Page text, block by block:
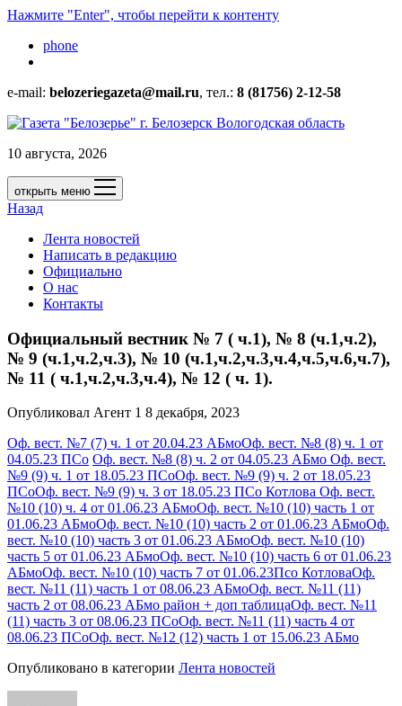
Нажмите "Enter", чтобы перейти к контенту
phone
e-mail: belozeriegazeta@mail.ru, тел.: 8 (81756) 2-12-58
10 августа, 2026
открыть меню
Назад
Лента новостей
Написать в редакцию
Официально
О нас
Контакты
Официальный вестник № 7 ( ч.1), № 8 (ч.1,ч.2),
№ 9 (ч.1,ч.2,ч.3), № 10 (ч.1,ч.2,ч.3,ч.4,ч.5,ч.6,ч.7),
№ 11 ( ч.1,ч.2,ч.3,ч.4), № 12 ( ч. 1).
Опубликовал Агент 1 8 декабря, 2023
Оф. вест. №7 (7) ч. 1 от 20.04.23 АБмоОф. вест. №8 (8) ч. 1 от
04.05.23 ПСо Оф. вест. №8 (8) ч. 2 от 04.05.23 АБмо Оф. вест.
№9 (9) ч. 1 от 18.05.23 ПСоОф. вест. №9 (9) ч. 2 от 18.05.23
ПСоОф. вест. №9 (9) ч. 3 от 18.05.23 ПСо Котлова Оф. вест.
№10 (10) ч. 4 от 01.06.23 АБмоОф. вест. №10 (10) часть 1 от
01.06.23 АБмоОф. вест. №10 (10) часть 2 от 01.06.23 АБмоОф.
вест. №10 (10) часть 3 от 01.06.23 АБмоОф. вест. №10 (10)
часть 5 от 01.06.23 АБмоОф. вест. №10 (10) часть 6 от 01.06.23
АБмоОф. вест. №10 (10) часть 7 от 01.06.23Псо КотловаОф.
вест. №11 (11) часть 1 от 08.06.23 АБмоОф. вест. №11 (11)
часть 2 от 08.06.23 АБмо район + доп таблицаОф. вест. №11
(11) часть 3 от 08.06.23 ПСоОф. вест. №11 (11) часть 4 от
08.06.23 ПСоОф. вест. №12 (12) часть 1 от 15.06.23 АБмо
Опубликовано в категории Лента новостей